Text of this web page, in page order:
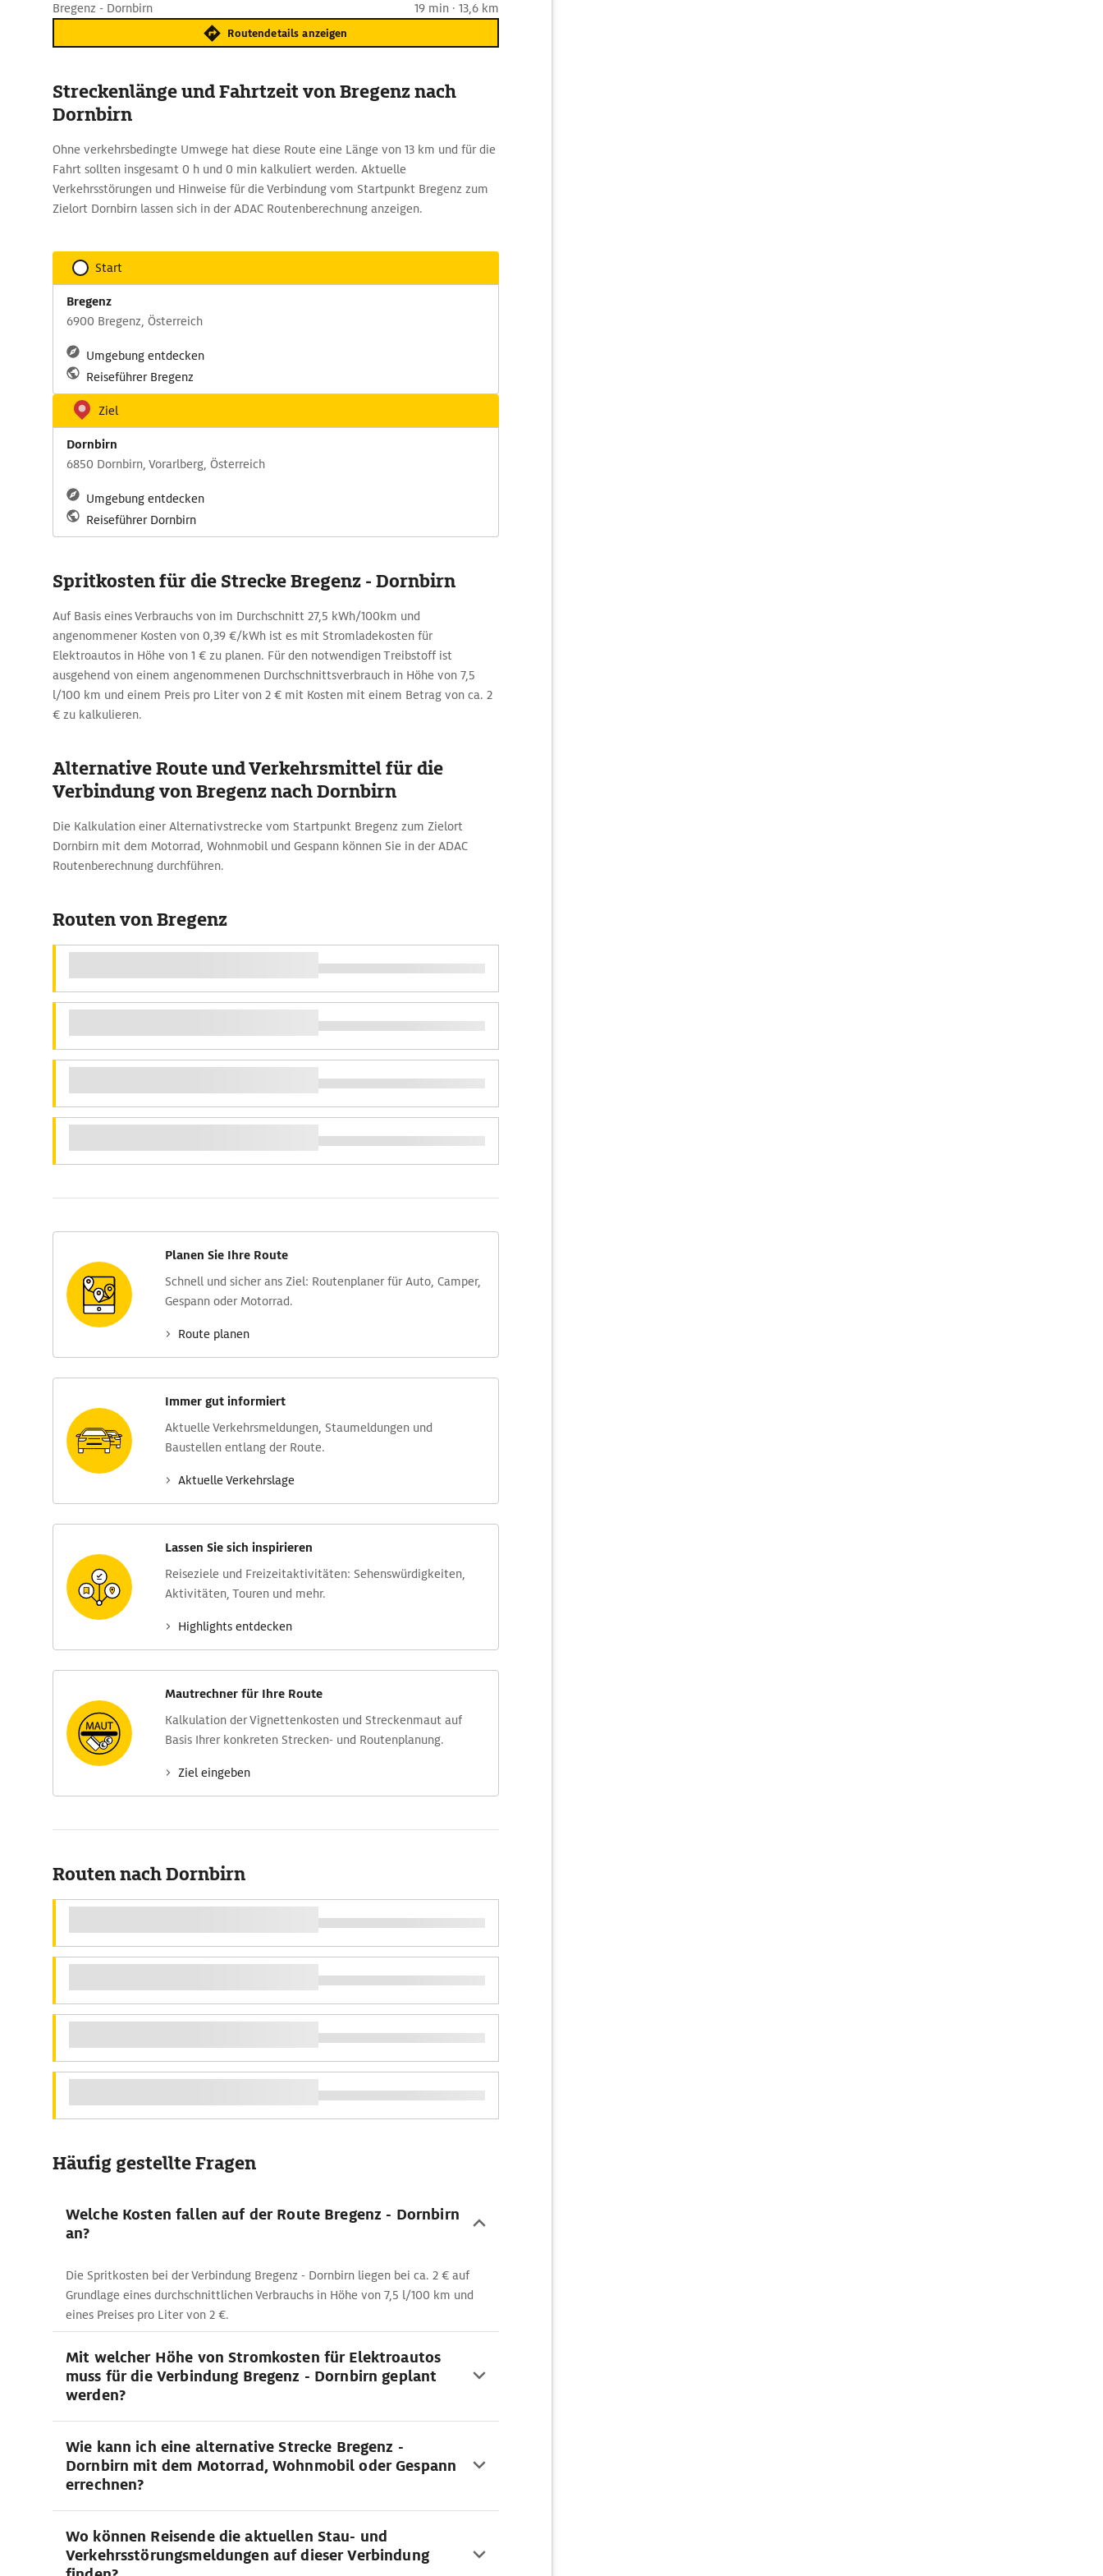
Bregenz - Dornbirn 19 min · 13,6 km
Routendetails anzeigen
Streckenlänge und Fahrtzeit von Bregenz nach
Dornbirn
Ohne verkehrsbedingte Umwege hat diese Route eine Länge von 13 km und für die
Fahrt sollten insgesamt 0 h und 0 min kalkuliert werden. Aktuelle
Verkehrsstörungen und Hinweise für die Verbindung vom Startpunkt Bregenz zum
Zielort Dornbirn lassen sich in der ADAC Routenberechnung anzeigen.
Start
Bregenz
6900 Bregenz, Österreich
Umgebung entdecken
Reiseführer Bregenz
Ziel
Dornbirn
6850 Dornbirn, Vorarlberg, Österreich
Umgebung entdecken
Reiseführer Dornbirn
Spritkosten für die Strecke Bregenz - Dornbirn
Auf Basis eines Verbrauchs von im Durchschnitt 27,5 kWh/100km und
angenommener Kosten von 0,39 €/kWh ist es mit Stromladekosten für
Elektroautos in Höhe von 1 € zu planen. Für den notwendigen Treibstoff ist
ausgehend von einem angenommenen Durchschnittsverbrauch in Höhe von 7,5
l/100 km und einem Preis pro Liter von 2 € mit Kosten mit einem Betrag von ca. 2
€ zu kalkulieren.
Alternative Route und Verkehrsmittel für die
Verbindung von Bregenz nach Dornbirn
Die Kalkulation einer Alternativstrecke vom Startpunkt Bregenz zum Zielort
Dornbirn mit dem Motorrad, Wohnmobil und Gespann können Sie in der ADAC
Routenberechnung durchführen.
Routen von Bregenz
Planen Sie Ihre Route
Schnell und sicher ans Ziel: Routen­planer für Auto, Camper,
Gespann oder Motorrad.
Route planen
Immer gut informiert
Aktuelle Verkehrs­meldungen, Stau­meldungen und
Baustellen entlang der Route.
Aktuelle Verkehrs­lage
Lassen Sie sich inspirieren
Reise­ziele und Freizeit­aktivitäten: Sehens­würdig­keiten,
Aktivitäten, Touren und mehr.
Highlights entdecken
Mautrechner für Ihre Route
Kalkulation der Vignettenkosten und Streckenmaut auf
Basis Ihrer konkreten Strecken- und Routenplanung.
Ziel eingeben
Routen nach Dornbirn
Häufig gestellte Fragen
Welche Kosten fallen auf der Route Bregenz - Dornbirn
an?
Die Spritkosten bei der Verbindung Bregenz - Dornbirn liegen bei ca. 2 € auf
Grundlage eines durchschnittlichen Verbrauchs in Höhe von 7,5 l/100 km und
eines Preises pro Liter von 2 €.
Mit welcher Höhe von Stromkosten für Elektroautos
muss für die Verbindung Bregenz - Dornbirn geplant
werden?
Wie kann ich eine alternative Strecke Bregenz -
Dornbirn mit dem Motorrad, Wohnmobil oder Gespann
errechnen?
Wo können Reisende die aktuellen Stau- und
Verkehrsstörungsmeldungen auf dieser Verbindung